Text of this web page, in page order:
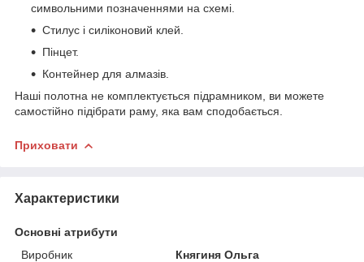
символьними позначеннями на схемі.
Стилус і силіконовий клей.
Пінцет.
Контейнер для алмазів.
Наші полотна не комплектується підрамником, ви можете
самостійно підібрати раму, яка вам сподобається.
Приховати
Характеристики
Основні атрибути
Виробник
Княгиня Ольга